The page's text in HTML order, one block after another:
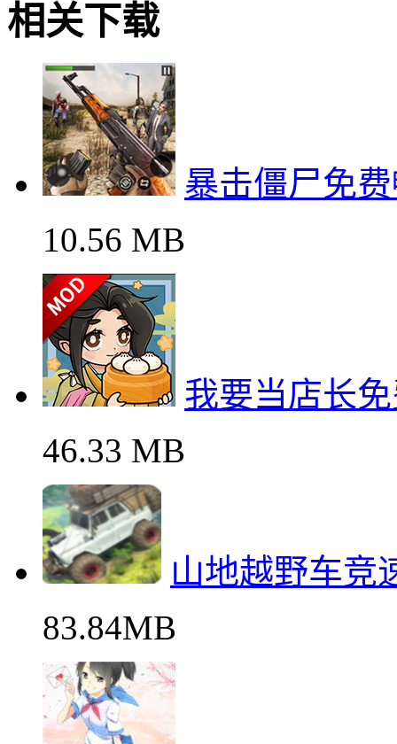
相关下载
暴击僵尸免
10.56 MB
我要当店长
46.33 MB
山地越野车竞
83.84MB